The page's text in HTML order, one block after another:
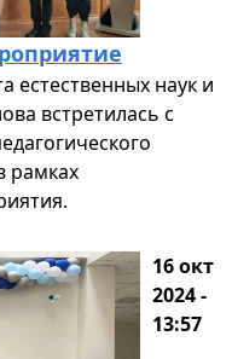
естественных наук и
встретилась с
рамках
16 окт
2024 -
13:57